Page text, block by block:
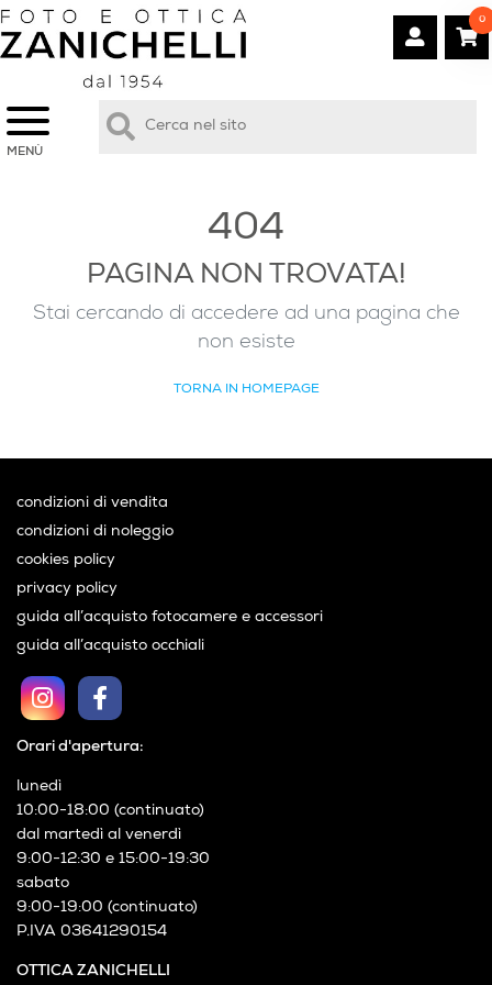
MENÙ
0
404
PAGINA NON TROVATA!
Stai cercando di accedere ad una pagina che
non esiste
TORNA IN HOMEPAGE
OTTICA ZANICHELLI
Orari d'apertura:
lunedì
10:00-18:00 (continuato)
dal martedì al venerdì
9:00-12:30 e 15:00-19:30
sabato
9:00-19:00 (continuato)
P.IVA 03641290154
condizioni di vendita
condizioni di noleggio
cookies policy
privacy policy
guida all’acquisto fotocamere e accessori
guida all’acquisto occhiali